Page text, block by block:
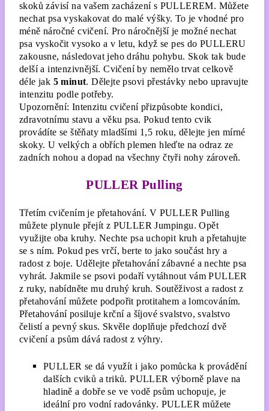
skoků závisí na vašem zacházení s PULLEREM. Můžete
nechat psa vyskakovat do malé výšky. To je vhodné pro
méně náročné cvičení. Pro náročnější je možné nechat
psa vyskočit vysoko a v letu, když se pes do PULLERU
zakousne, následovat jeho dráhu pohybu. Skok tak bude
delší a intenzivnější. Cvičení by nemělo trvat celkově
déle jak 5 minut. Dělejte psovi přestávky nebo upravujte
intenzitu podle potřeby.
Upozornění: Intenzitu cvičení přizpůsobte kondici,
zdravotnímu stavu a věku psa. Pokud tento cvik
provádíte se štěňaty mladšími 1,5 roku, dělejte jen mírné
skoky. U velkých a obřích plemen hleďte na odraz ze
zadních nohou a dopad na všechny čtyři nohy zároveň.
PULLER Pulling
Třetím cvičením je přetahování. V PULLER Pulling
můžete plynule přejít z PULLER Jumpingu. Opět
využijte oba kruhy. Nechte psa uchopit kruh a přetahujte
se s ním. Pokud pes vrčí, berte to jako součást hry a
radost z boje. Udělejte přetahování zábavné a nechte psa
vyhrát. Jakmile se psovi podaří vytáhnout vám PULLER
z ruky, nabídněte mu druhý kruh. Soutěživost a radost z
přetahování můžete podpořit protitahem a lomcováním.
Přetahování posiluje krční a šíjové svalstvo, svalstvo
čelistí a pevný skus. Skvěle doplňuje předchozí dvě
cvičení a psům dává radost z výhry.
PULLER se dá využít i jako pomůcka k provádění
dalších cviků a triků. PULLER výborně plave na
hladině a dobře se ve vodě psům uchopuje, je
ideální pro vodní radovánky. PULLER můžete